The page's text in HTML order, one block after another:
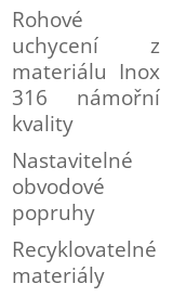
Rohové
uchycení z
materiálu Inox
316 námořní
kvality
Nastavitelné
obvodové
popruhy
Recyklovatelné
materiály